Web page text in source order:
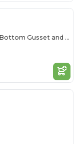
Promotional Tote with Bottom Gusset and Colored Handles